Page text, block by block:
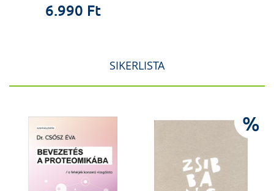
6.990 Ft
SIKERLISTA
%